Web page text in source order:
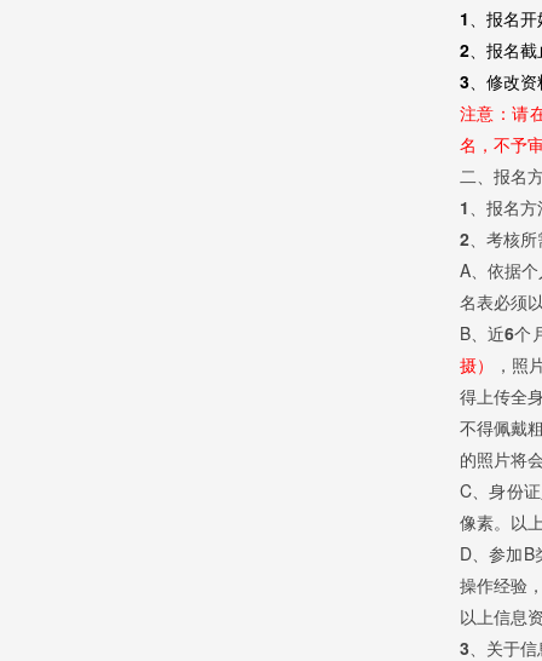
1、报名
2、报名
3、修改
注意：请
名，不予
二、报名
1、报名方
2、考核
A、依据
名表必须
B、近6个
摄）
，照
得上传全
不得佩戴
的照片将
C、身份
像素。以
D、参加B
操作经验
以上信息
3、关于